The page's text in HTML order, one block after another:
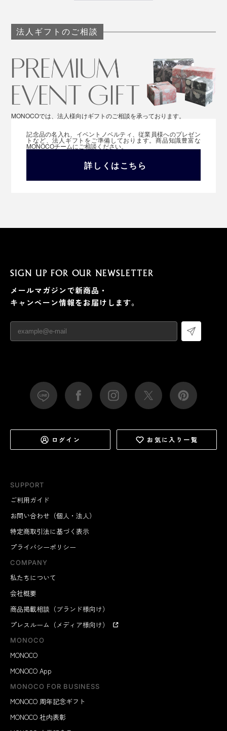
法人ギフトのご相談
MONOCOでは、法人様向けギフトのご相談を承っております。
記念品の名入れ、イベントノベルティ、従業員様へのプレゼン
トなど、法人ギフトをご準備しております。商品知識豊富な
MONOCOチームにご相談ください。
詳しくはこちら
SUPPORT
ご利用ガイド
お問い合わせ（個人・法人）
特定商取引法に基づく表示
プライバシーポリシー
COMPANY
私たちについて
会社概要
商品掲載相談（ブランド様向け）
プレスルーム（メディア様向け）
MONOCO
MONOCO
MONOCO App
MONOCO FOR BUSINESS
MONOCO 周年記念ギフト
MONOCO 社内表彰
SIGN UP FOR OUR NEWSLETTER
メールマガジンで新商品・
キャンペーン情報をお届けします。
ログイン お気に入り一覧